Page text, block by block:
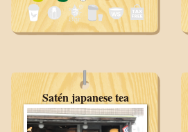
Satén japanese tea